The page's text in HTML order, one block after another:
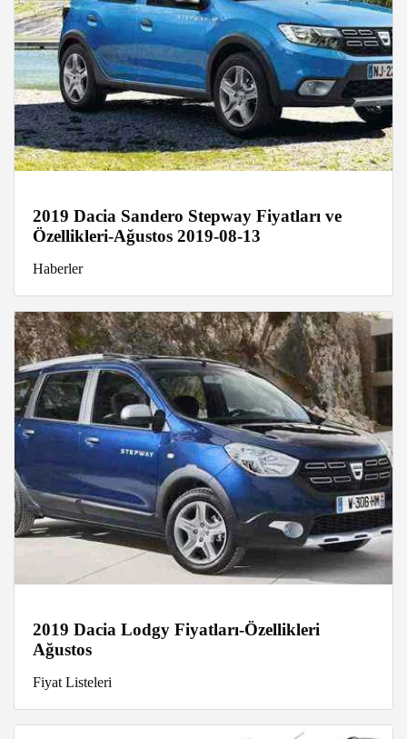
2019 Dacia Sandero Stepway Fiyatları ve
Özellikleri-Ağustos 2019-08-13
Haberler
2019 Dacia Lodgy Fiyatları-Özellikleri
Ağustos
Fiyat Listeleri